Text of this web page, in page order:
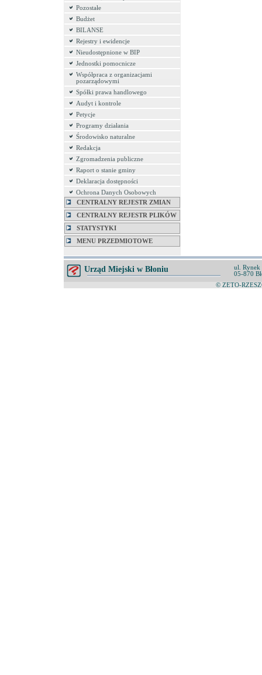
Pozostałe
Budżet
BILANSE
Rejestry i ewidencje
Nieudostępnione w BIP
Jednostki pomocnicze
Współpraca z organizacjami
pozarządowymi
Spółki prawa handlowego
Audyt i kontrole
Petycje
Programy działania
Środowisko naturalne
Redakcja
Zgromadzenia publiczne
Raport o stanie gminy
Deklaracja dostępności
Ochrona Danych Osobowych
CENTRALNY REJESTR ZMIAN
CENTRALNY REJESTR PLIKÓW
STATYSTYKI
MENU PRZEDMIOTOWE
Urząd Miejski w Błoniu
ul. Rynek
05-870
© ZETO-